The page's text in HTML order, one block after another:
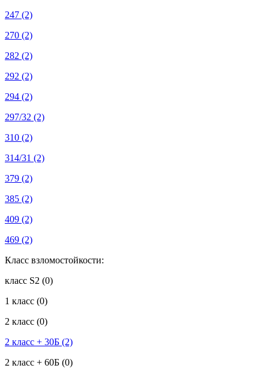
247 (2)
270 (2)
282 (2)
292 (2)
294 (2)
297/32 (2)
310 (2)
314/31 (2)
379 (2)
385 (2)
409 (2)
469 (2)
Класс взломостойкости:
класс S2 (0)
1 класс (0)
2 класс (0)
2 класс + 30Б (2)
2 класс + 60Б (0)